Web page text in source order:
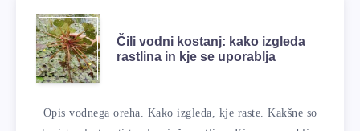
Čili vodni kostanj: kako izgleda
rastlina in kje se uporablja
Opis vodnega oreha. Kako izgleda, kje raste. Kakšne so